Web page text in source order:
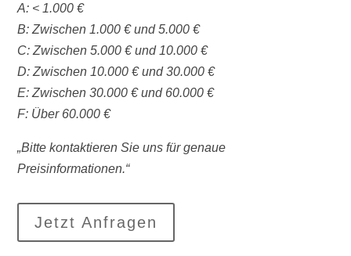
A: < 1.000 €
B: Zwischen 1.000 € und 5.000 €
C: Zwischen 5.000 € und 10.000 €
D: Zwischen 10.000 € und 30.000 €
E: Zwischen 30.000 € und 60.000 €
F: Über 60.000 €
„Bitte kontaktieren Sie uns für genaue
Preisinformationen.“
Jetzt Anfragen